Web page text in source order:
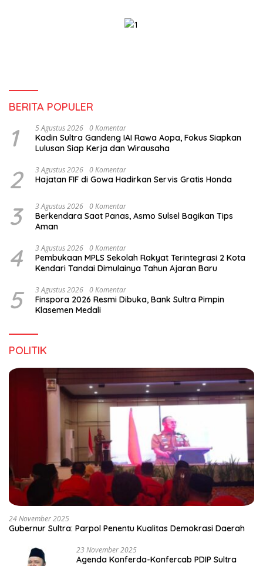
BERITA POPULER
1 5 Agustus 2026 0 Komentar
Kadin Sultra Gandeng IAI Rawa Aopa, Fokus Siapkan
Lulusan Siap Kerja dan Wirausaha
2 3 Agustus 2026 0 Komentar
Hajatan FIF di Gowa Hadirkan Servis Gratis Honda
3 3 Agustus 2026 0 Komentar
Berkendara Saat Panas, Asmo Sulsel Bagikan Tips
Aman
4 3 Agustus 2026 0 Komentar
Pembukaan MPLS Sekolah Rakyat Terintegrasi 2 Kota
Kendari Tandai Dimulainya Tahun Ajaran Baru
5 3 Agustus 2026 0 Komentar
Finspora 2026 Resmi Dibuka, Bank Sultra Pimpin
Klasemen Medali
POLITIK
24 November 2025
Gubernur Sultra: Parpol Penentu Kualitas Demokrasi Daerah
23 November 2025
Agenda Konferda-Konfercab PDIP Sultra